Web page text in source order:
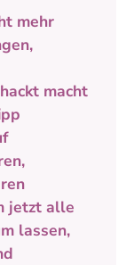
mehr
macht
jetzt alle
lassen,